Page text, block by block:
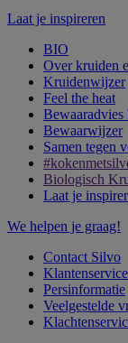
Laat je inspireren
BIO
Over kruiden
Kruidenwijzer
Feel the heat
Bewaarwijzer
Samen tegen
Biologisch
Laat je
We helpen je graag!
Contact Silvo
Persinformatie
Veelgestelde